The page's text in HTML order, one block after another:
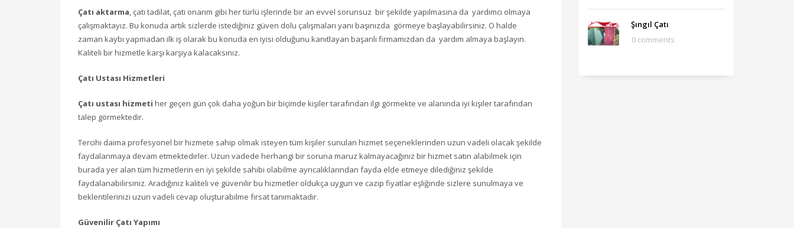
Çatı aktarma, çatı tadilat, çatı onarım gibi her türlü işlerinde bir an evvel sorunsuz bir şekilde yapılmasına da yardımcı olmaya
çalışmaktayız. Bu konuda artık sizlerde istediğiniz güven dolu çalışmaları yanı başınızda görmeye başlayabilirsiniz. O halde
zaman kaybı yapmadan ilk iş olarak bu konuda en iyisi olduğunu kanıtlayan başarılı firmamızdan da yardım almaya başlayın.
Kaliteli bir hizmetle karşı karşıya kalacaksınız.
Çatı Ustası Hizmetleri
Çatı ustası hizmeti her geçen gün çok daha yoğun bir biçimde kişiler tarafından ilgi görmekte ve alanında iyi kişiler tarafından
talep görmektedir.
Tercihi daima profesyonel bir hizmete sahip olmak isteyen tüm kişiler sunulan hizmet seçeneklerinden uzun vadeli olacak şekilde
faydalanmaya devam etmektedirler. Uzun vadede herhangi bir soruna maruz kalmayacağınız bir hizmet satın alabilmek için
burada yer alan tüm hizmetlerin en iyi şekilde sahibi olabilme ayrıcalıklarından fayda elde etmeye dilediğiniz şekilde
faydalanabilirsiniz. Aradığınız kaliteli ve güvenilir bu hizmetler oldukça uygun ve cazip fiyatlar eşliğinde sizlere sunulmaya ve
beklentilerinizi uzun vadeli cevap oluşturabilme fırsat tanımaktadır.
Güvenilir Çatı Yapımı
Şıngıl Çatı
0 comments